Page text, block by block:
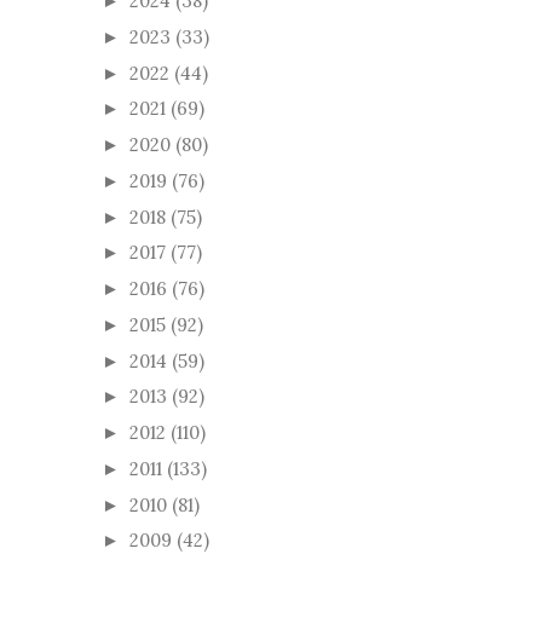
► 2023 (33)
► 2022 (44)
► 2021 (69)
► 2020 (80)
► 2019 (76)
► 2018 (75)
► 2017 (77)
► 2016 (76)
► 2015 (92)
► 2014 (59)
► 2013 (92)
► 2012 (110)
► 2011 (133)
► 2010 (81)
► 2009 (42)